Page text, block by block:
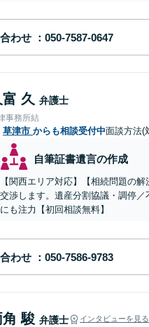
わせ
富 久 弁護士
事務所結
草津市 からも相談受付中面談方法(
自筆証書遺言の作成
【関西エリア対応】【相続問題の
交渉します。遺産分割協議・調停
にも注力【初回相談無料】
わせ
角 駿 弁護士 インタビューを見る